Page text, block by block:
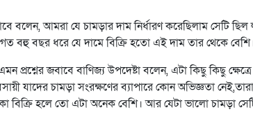
বলেন, আমরা যে চামড়ার দাম নির্ধারণ করেছিলাম সেটি
বহু বছর ধরে যে দামে বিক্রি হতো এই দাম তার থেকে
প্রশ্নের জবাবে বাণিজ্য উপদেষ্টা বলেন, এটা কিছু কিছু
যাদের চামড়া সংরক্ষণের ব্যাপারে কোন অভিজ্ঞতা
হলে তো এটা অনেক বেশি। আর যেটা ভালো চামড়া